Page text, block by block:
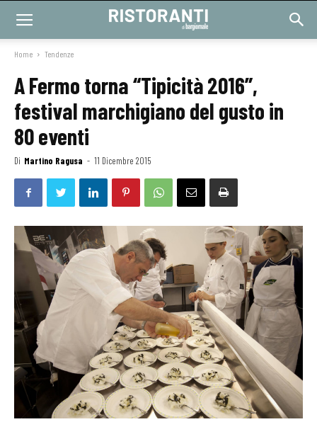
Home Tendenze
A Fermo torna “Tipicità 2016”,
festival marchigiano del gusto in
80 eventi
Di Martino Ragusa - 11 Dicembre 2015